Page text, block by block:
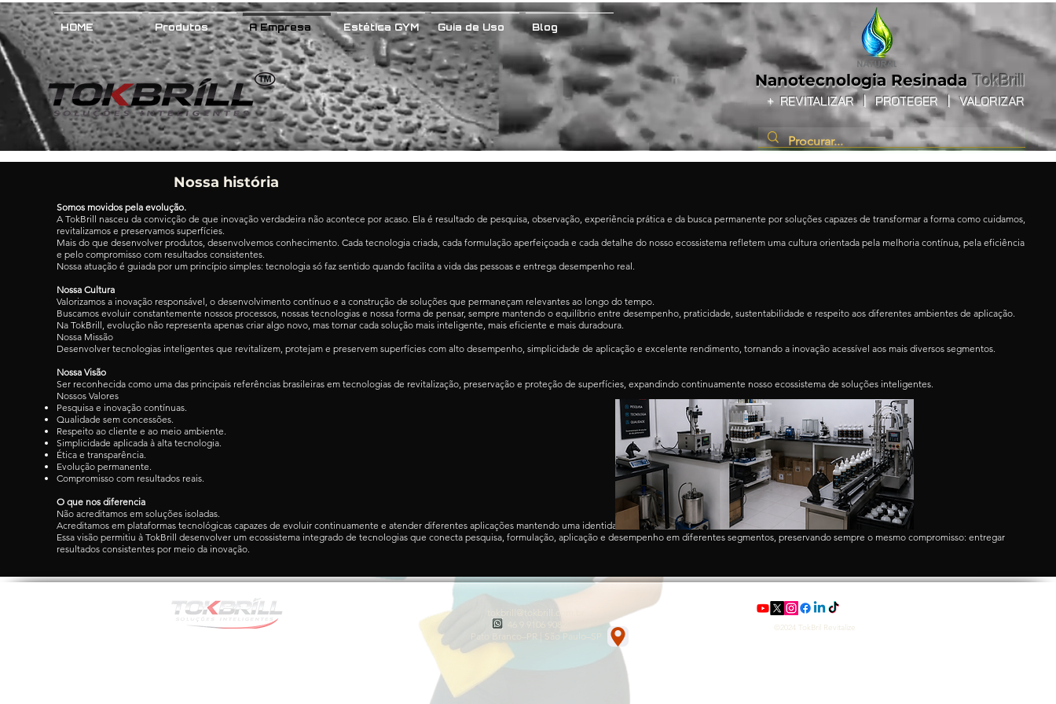
HOME Produtos A Empresa Estética GYM Guia de Uso Blog
Nanotecnologia Resinada TokBrill
+ REVITALIZAR|PROTEGER | VALORIZAR
Nossa história
Somos movidos pela evolução.
A TokBrill nasceu da convicção de que inovação verdadeira não acontece por acaso. Ela é resultado de pesquisa, observação, experiência prática e da busca permanente por soluções capazes de transformar a forma como cuidamos,
revitalizamos e preservamos superfícies.
Mais do que desenvolver produtos, desenvolvemos conhecimento. Cada tecnologia criada, cada formulação aperfeiçoada e cada detalhe do nosso ecossistema refletem uma cultura orientada pela melhoria contínua, pela eficiência
e pelo compromisso com resultados consistentes.
Nossa atuação é guiada por um princípio simples: tecnologia só faz sentido quando facilita a vida das pessoas e entrega desempenho real.
Nossa Cultura
Valorizamos a inovação responsável, o desenvolvimento contínuo e a construção de soluções que permaneçam relevantes ao longo do tempo.
Buscamos evoluir constantemente nossos processos, nossas tecnologias e nossa forma de pensar, sempre mantendo o equilíbrio entre desempenho, praticidade, sustentabilidade e respeito aos diferentes ambientes de aplicação.
Na TokBrill, evolução não representa apenas criar algo novo, mas tornar cada solução mais inteligente, mais eficiente e mais duradoura.
Nossa Missão
Desenvolver tecnologias inteligentes que revitalizem, protejam e preservem superfícies com alto desempenho, simplicidade de aplicação e excelente rendimento, tornando a inovação acessível aos mais diversos segmentos.
Nossa Visão
Ser reconhecida como uma das principais referências brasileiras em tecnologias de revitalização, preservação e proteção de superfícies, expandindo continuamente nosso ecossistema de soluções inteligentes.
Nossos Valores
Pesquisa e inovação contínuas.
Qualidade sem concessões.
Respeito ao cliente e ao meio ambiente.
Simplicidade aplicada à alta tecnologia.
Ética e transparência.
Evolução permanente.
Compromisso com resultados reais.
O que nos diferencia
Não acreditamos em soluções isoladas.
Acreditamos em plataformas tecnológicas capazes de evoluir continuamente e atender diferentes aplicações mantendo uma identidade única.
Essa visão permitiu à TokBrill desenvolver um ecossistema integrado de tecnologias que conecta pesquisa, formulação, aplicação e desempenho em diferentes segmentos, preservando sempre o mesmo compromisso: entregar
resultados consistentes por meio da inovação.
tokbrill@tokbrill.com.br
Pato Branco–PR | São Paulo–SP
©2024 TokBril Revitalize